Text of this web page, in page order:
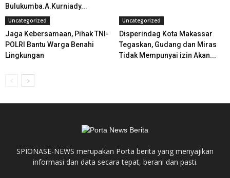
Bulukumba.A.Kurniady...
Uncategorized
Jaga Kebersamaan, Pihak TNI-
POLRI Bantu Warga Benahi
Lingkungan
Uncategorized
Disperindag Kota Makassar
Tegaskan, Gudang dan Miras
Tidak Mempunyai izin Akan...
SPIONASE-NEWS merupakan Porta berita yang menyajikan
informasi dan data secara tepat, berani dan pasti.